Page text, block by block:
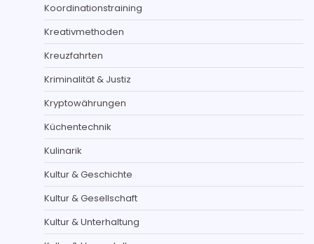
Koordinationstraining
Kreativmethoden
Kreuzfahrten
Kriminalität & Justiz
Kryptowährungen
Küchentechnik
Kulinarik
Kultur & Geschichte
Kultur & Gesellschaft
Kultur & Unterhaltung